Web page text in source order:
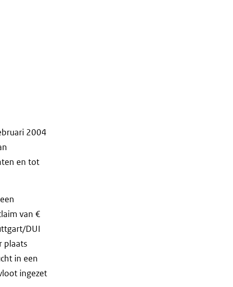
2004
en tot
van €
DUI
plaats
in een
ingezet